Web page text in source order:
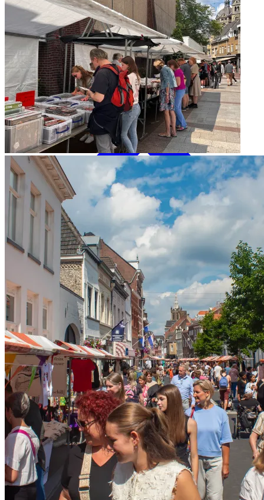
Designer Outlet Roermond
Trödelmarkt in Roermond
Alle Geschäfte
Beauty & Gesundheit
Essen und Trinken